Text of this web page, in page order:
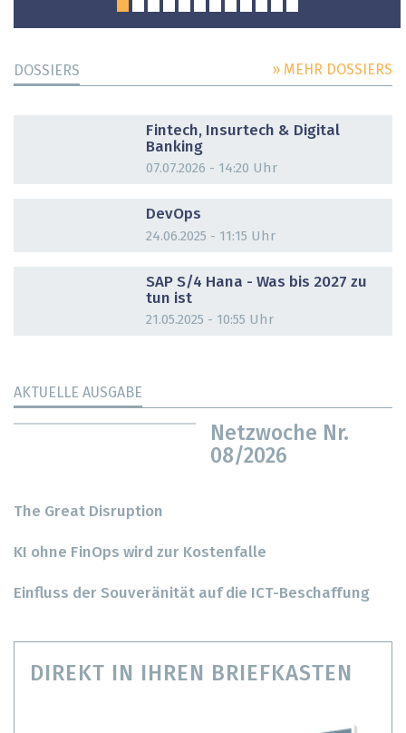
DOSSIERS » MEHR DOSSIERS
Fintech, Insurtech & Digital
Banking
07.07.2026 - 14:20 Uhr
DevOps
24.06.2025 - 11:15 Uhr
SAP S/4 Hana - Was bis 2027 zu
tun ist
21.05.2025 - 10:55 Uhr
AKTUELLE AUSGABE
Netzwoche Nr.
08/2026
The Great Disruption
KI ohne FinOps wird zur Kostenfalle
Einfluss der Souveränität auf die ICT-Beschaffung
DIREKT IN IHREN BRIEFKASTEN